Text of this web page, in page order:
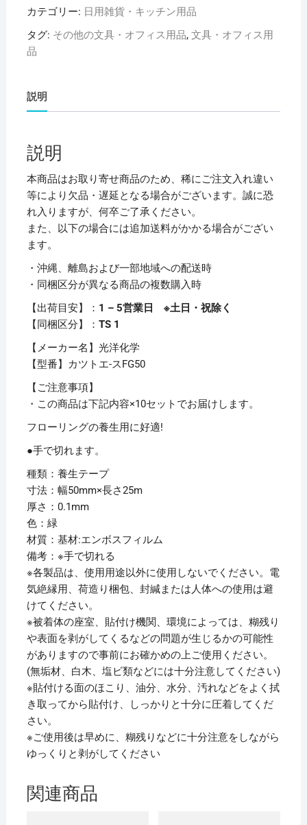
学
ッ
ト
ー
カ
ツ
ト
FG50
1
巻
【×10
セ
ッ
個
カテゴリー: 日用雑貨・キッチン用品
タグ: その他の文具・オフィス用品, 文具・オフィス用
品
説明
説明
本商品はお取り寄せ商品のため、稀にご注文入れ違い
等により欠品・遅延となる場合がございます。誠に恐
れ入りますが、何卒ご了承ください。
また、以下の場合には追加送料がかかる場合がござい
ます。
・沖縄、離島および一部地域への配送時
・同梱区分が異なる商品の複数購入時
【出荷目安】： 1 – 5営業日 ※土日・祝除く
【同梱区分】： TS 1
【メーカー名】光洋化学
【型番】カツトエ-スFG50
【ご注意事項】
・この商品は下記内容×10セットでお届けします。
フローリングの養生用に好適!
●手で切れます。
種類：養生テープ
寸法：幅50mm×長さ25m
厚さ：0.1mm
色：緑
材質：基材:エンボスフィルム
備考：※手で切れる
※各製品は、使用用途以外に使用しないでください。電
気絶縁用、荷造り梱包、封緘または人体への使用は避
けてください。
※被着体の座室、貼付け機関、環境によっては、糊残り
や表面を剥がしてくるなどの問題が生じるかの可能性
がありますので事前にお確かめの上ご使用ください。
(無垢材、白木、塩ビ類などには十分注意してください)
※貼付ける面のほこり、油分、水分、汚れなどをよく拭
き取ってから貼付け、しっかりと十分に圧着してくだ
さい。
※ご使用後は早めに、糊残りなどに十分注意をしながら
ゆっくりと剥がしてください
関連商品